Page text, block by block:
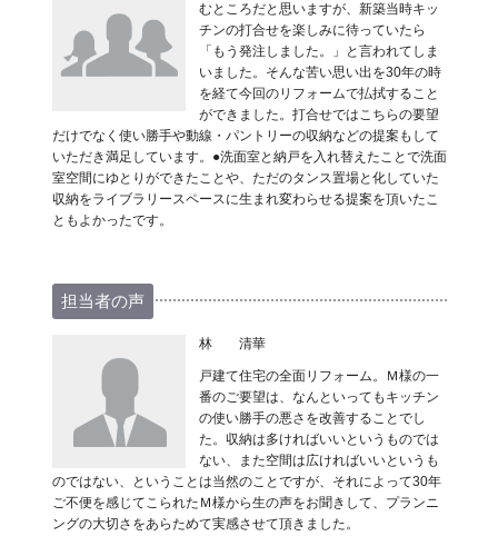
むところだと思いますが、新築当時キッ
チンの打合せを楽しみに待っていたら
「もう発注しました。」と言われてしま
いました。そんな苦い思い出を30年の時
を経て今回のリフォームで払拭すること
ができました。打合せではこちらの要望
だけでなく使い勝手や動線・パントリーの収納などの提案もして
いただき満足しています。●洗面室と納戸を入れ替えたことで洗面
室空間にゆとりができたことや、ただのタンス置場と化していた
収納をライブラリースペースに生まれ変わらせる提案を頂いたこ
ともよかったです。
担当者の声
林 清華
戸建て住宅の全面リフォーム。Ｍ様の一
番のご要望は、なんといってもキッチン
の使い勝手の悪さを改善することでし
た。収納は多ければいいというものでは
ない、また空間は広ければいいというも
のではない、ということは当然のことですが、それによって30年
ご不便を感じてこられたＭ様から生の声をお聞きして、プランニ
ングの大切さをあらためて実感させて頂きました。